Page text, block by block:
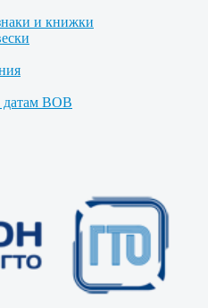
и книжки
датам ВОВ